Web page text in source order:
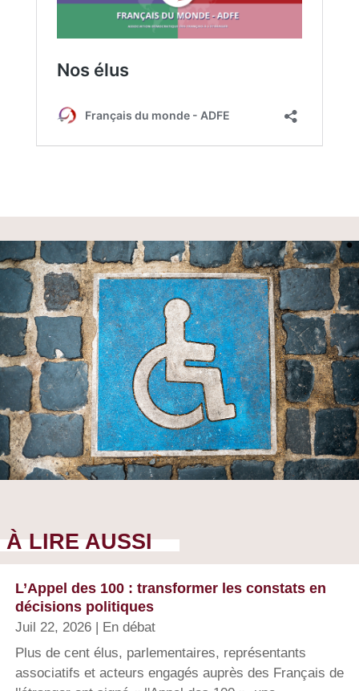
À LIRE AUSSI
L’Appel des 100 : transformer les constats en
décisions politiques
Juil 22, 2026
En débat
Plus de cent élus, parlementaires, représentants
associatifs et acteurs engagés auprès des Français de